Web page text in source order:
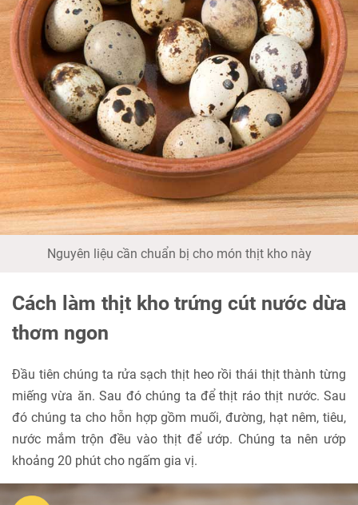
Nguyên liệu cần chuẩn bị cho món thịt kho này
Cách làm thịt kho trứng cút nước dừa
thơm ngon
Đầu tiên chúng ta rửa sạch thịt heo rồi thái thịt thành từng
miếng vừa ăn. Sau đó chúng ta để thịt ráo thịt nước. Sau
đó chúng ta cho hỗn hợp gồm muối, đường, hạt nêm, tiêu,
nước mắm trộn đều vào thịt để ướp. Chúng ta nên ướp
khoảng 20 phút cho ngấm gia vị.